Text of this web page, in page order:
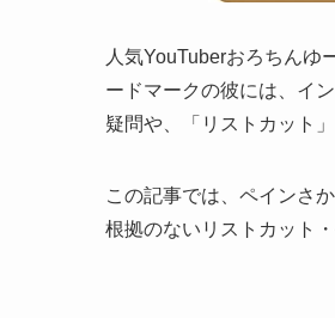
人気YouTuberおろちんゆ
ードマークの彼には、イ
疑問や、「リストカット
この記事では、ペインさ
根拠のないリストカット